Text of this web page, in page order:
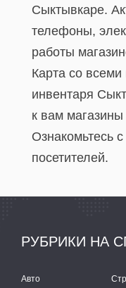
Сыктывкаре.
телефоны,
работы
Карта со всеми
инвентаря
к вам магазины
Ознакомьтесь
посетителей.
РУБРИКИ НА
Авто